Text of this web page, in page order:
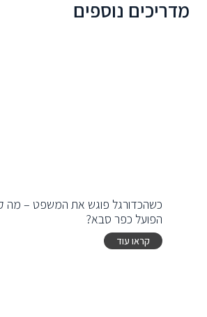
מדריכים נוספים
כשהכדורגל פוגש את המשפט – מה
הפועל כפר סבא?
קראו עוד